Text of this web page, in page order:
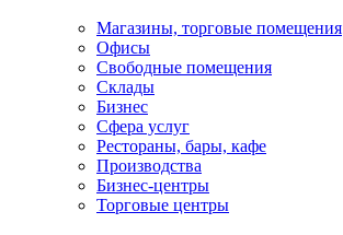
Магазины, торговые помещения
Офисы
Свободные помещения
Склады
Бизнес
Сфера услуг
Рестораны, бары, кафе
Производства
Бизнес-центры
Торговые центры